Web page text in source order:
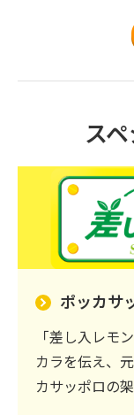
ス
ポッカサ
「差し入レモ
カラを伝え、
カサッポロの